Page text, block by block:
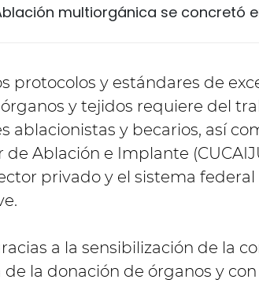
multiorgánica se concretó
protocolos y estándares de
y tejidos requiere del
ablacionistas y becarios, así
de Ablación e Implante
privado y el sistema
a la sensibilización de la
la donación de órganos y